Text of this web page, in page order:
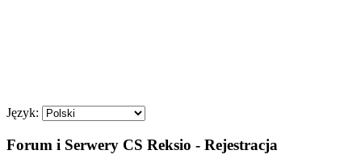
Język:
Forum i Serwery CS Reksio - Rejestracja